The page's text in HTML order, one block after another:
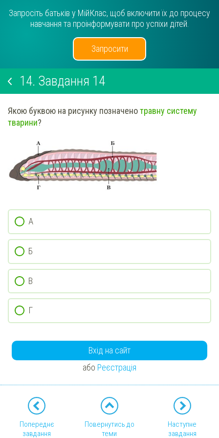
Запросіть батьків у МійКлас, щоб включити їх до процесу
навчання та проінформувати про успіхи дітей.
Запросити
14. Завдання 14
Якою буквою на рисунку позначенотравну систему
тварини?
А
Б
В
Г
Вхід на сайт
або Реєстрація
Попереднє
завдання
Повернутись до
теми
Наступне
завдання